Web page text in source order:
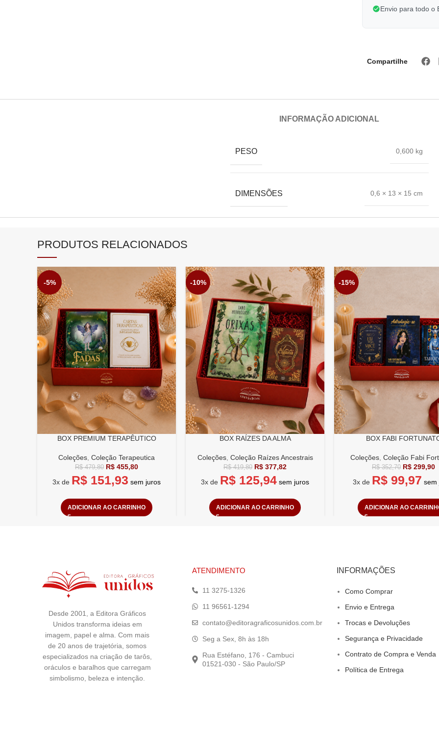
Envio para todo o
Compartilhe
INFORMAÇÃO ADICIONAL
PESO 0,600 kg
DIMENSÕES 0,6 × 13 × 15 cm
PRODUTOS RELACIONADOS
-5%
BOX PREMIUM TERAPÊUTICO
Coleções Coleção Terapeutica
R$479,80 R$ 455,80
3x de R$ 151,93 sem juros
ADICIONAR AO CARRINHO
-10%
BOX RAÍZES DA ALMA
Coleções, Coleção Raízes Ancestrais
R$419,80 R$ 377,82
3x de R$ 125,94 sem juros
ADICIONAR AO CARRINHO
-15%
BOX FABI
Coleções Coleção Fabi
R$352,70 R$ 299,90
3x de R$ 99,97 sem
ADICIONAR AO
Desde 2001, a Editora Gráficos
Unidos transforma ideias em
imagem, papel e alma. Com mais
de 20 anos de trajetória, somos
especializados na criação de tarôs,
oráculos e baralhos que carregam
simbolismo, beleza e intenção.
ATENDIMENTO
11 3275-1326
11 96561-1294
contato@editoragraficosunidos.com.br
Seg a Sex, 8h às 18h
Rua Estéfano, 176 - Cambuci
01521-030 - São Paulo/SP
INFORMAÇÕES
Como Comprar
Envio e Entrega
Trocas e Devoluções
Segurança e Privacidade
Contrato de Compra e Venda
Política de Entrega